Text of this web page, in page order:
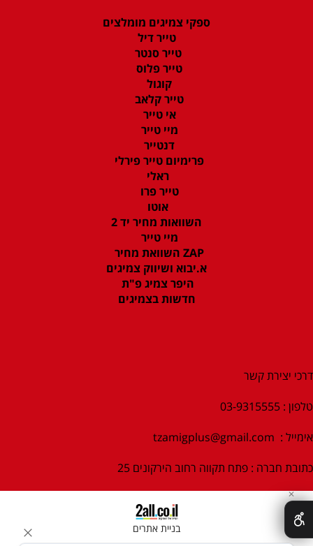
ספקי צמיגים מומלצים
טייר דיל
טייר סנטר
טייר פלוס
קוגול
טייר קלאב
אי טייר
מיי טייר
דנטייר
פרימיום טייר פירלי
ראלי
טייר פרו
אוטו
השוואות מחיר יד 2
מיי טייר
ZAP השוואת מחיר
א.יבוא ושיווק צמיגים
היפר צמיג פ"ת
חדשות בצמיגים
דרכי יצירת קשר
טלפון : 03-9315555
אימייל : tzamigplus@gmail.com
כתובת חברה : פתח תקווה רחוב הירקונים 25
בניית אתרים
✕